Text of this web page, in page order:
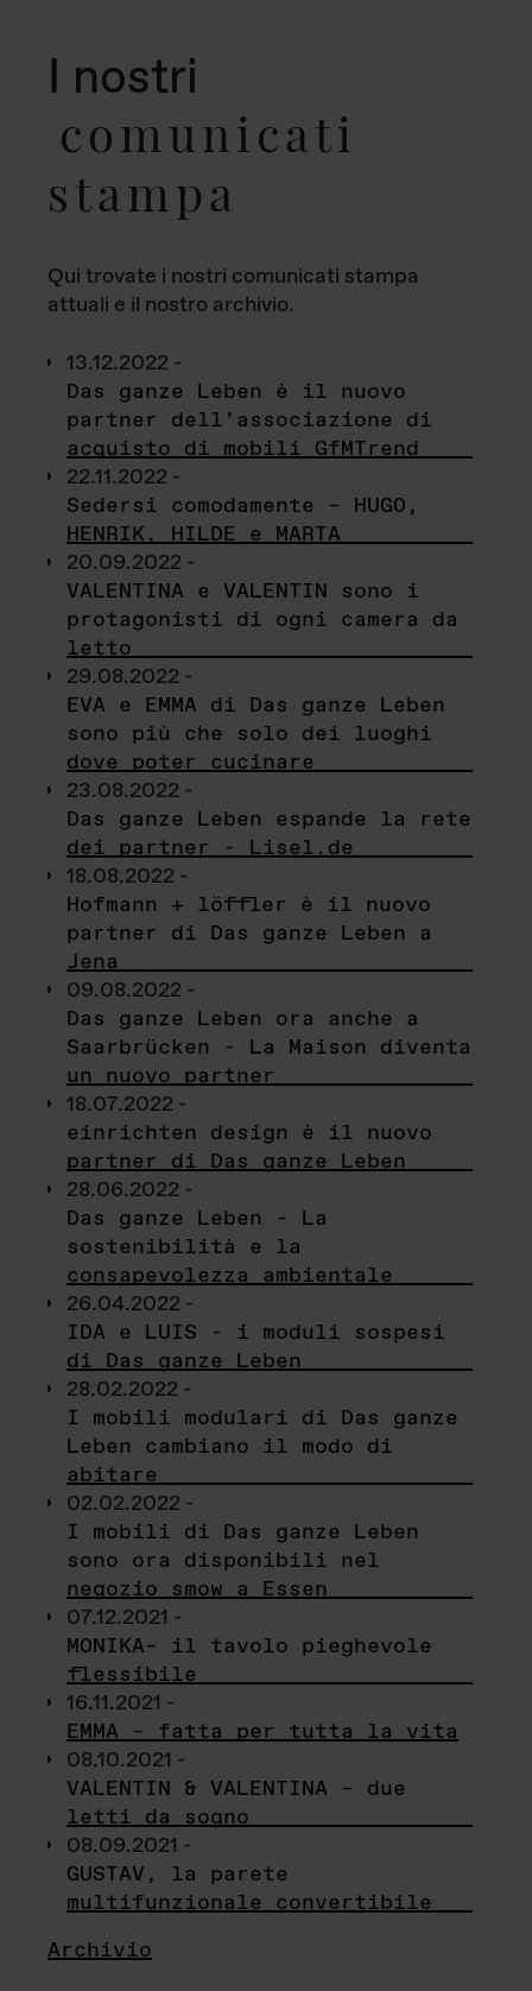
I nostri
comunicati
stampa
Qui trovate i nostri comunicati stampa
attuali e il nostro archivio.
13.12.2022 -
Das ganze Leben è il nuovo
partner dell’associazione di
acquisto di mobili GfMTrend
22.11.2022 -
Sedersi comodamente – HUGO,
HENRIK, HILDE e MARTA
20.09.2022 -
VALENTINA e VALENTIN sono i
protagonisti di ogni camera da
letto
29.08.2022 -
EVA e EMMA di Das ganze Leben
sono più che solo dei luoghi
dove poter cucinare
23.08.2022 -
Das ganze Leben espande la rete
dei partner - Lisel.de
18.08.2022 -
Hofmann + löffler è il nuovo
partner di Das ganze Leben a
Jena
09.08.2022 -
Das ganze Leben ora anche a
Saarbrücken - La Maison diventa
un nuovo partner
18.07.2022 -
einrichten design è il nuovo
partner di Das ganze Leben
28.06.2022 -
Das ganze Leben - La
sostenibilità e la
consapevolezza ambientale
26.04.2022 -
IDA e LUIS - i moduli sospesi
di Das ganze Leben
28.02.2022 -
I mobili modulari di Das ganze
Leben cambiano il modo di
abitare
02.02.2022 -
I mobili di Das ganze Leben
sono ora disponibili nel
negozio smow a Essen
07.12.2021 -
MONIKA– il tavolo pieghevole
flessibile
16.11.2021 -
EMMA – fatta per tutta la vita
08.10.2021 -
VALENTIN & VALENTINA – due
letti da sogno
08.09.2021 -
GUSTAV, la parete
multifunzionale convertibile
Archivio